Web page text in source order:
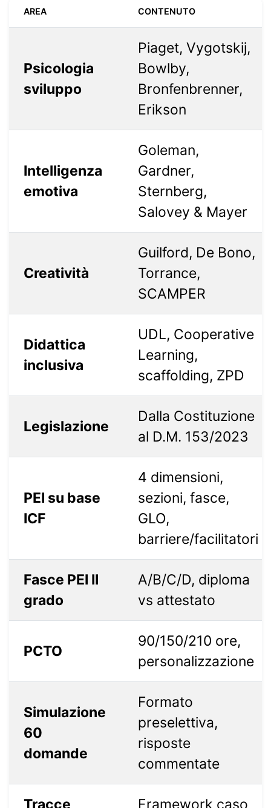
AREA CONTENUTO
Psicologia
sviluppo
Piaget, Vygotskij,
Bowlby,
Bronfenbrenner,
Erikson
Intelligenza
emotiva
Goleman,
Gardner,
Sternberg,
Salovey & Mayer
Creatività
Guilford, De Bono,
Torrance,
SCAMPER
Didattica
inclusiva
UDL, Cooperative
Learning,
scaffolding, ZPD
Legislazione
Dalla Costituzione
al D.M. 153/2023
PEI su base
ICF
4 dimensioni,
sezioni, fasce,
GLO,
barriere/facilitatori
Fasce PEI II
grado
A/B/C/D, diploma
vs attestato
PCTO
90/150/210 ore,
personalizzazione
Simulazione
60
domande
Formato
preselettiva,
risposte
commentate
Tracce Framework caso